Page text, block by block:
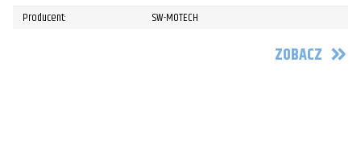
Producent:
SW-MOTECH
ZOBACZ